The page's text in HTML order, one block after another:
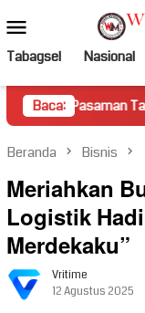
ke
kontenMobile
Tabagsel Nasional
Baca:
Tanpa Dasar
Beranda Bisnis
Meriahkan
Logistik
Merdekaku”
Vritime
12 Agustus 2025